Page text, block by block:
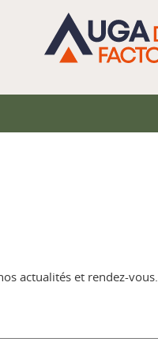
actualités et rendez-vous.